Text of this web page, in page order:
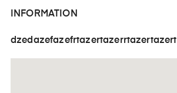
INFORMATION
dzedazefazefrtazertazerrtazertazert